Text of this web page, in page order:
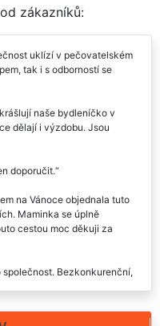
zákazníků:
uklízí v pečovatelském
tak i s odborností se
naše bydleníčko v
dělají i výzdobu. Jsou
doporučit.
na Vánoce objednala tuto
Maminka se úplně
cestou moc děkuji za
Bezkonkurenční,
holky perfektní, byt čistý a